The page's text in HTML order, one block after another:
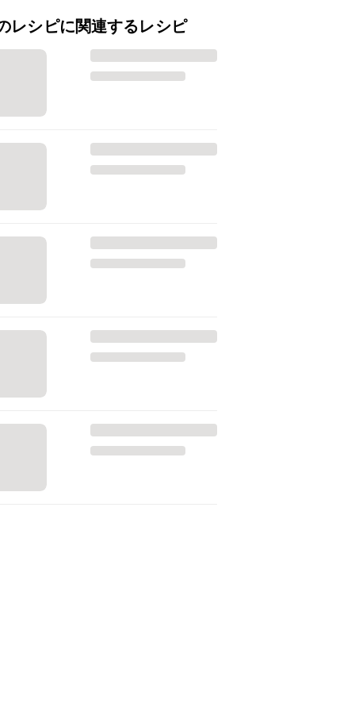
レシピに関連するレシピ